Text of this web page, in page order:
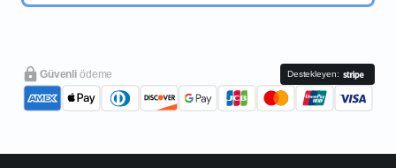
Güvenli ödeme Destekleyen: